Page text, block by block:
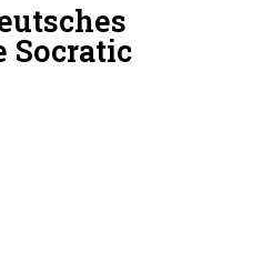
Socratic